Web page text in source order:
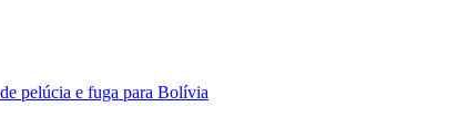
pelúcia e fuga para Bolívia